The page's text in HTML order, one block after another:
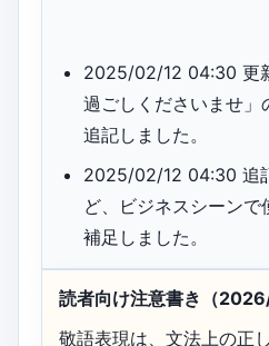
2025/02/12 04:30 更
過ごしくださいませ」
追記しました。
2025/02/12 04:30 追
ど、ビジネスシーンで
補足しました。
読者向け注意書き（
敬語表現は、文法上の正